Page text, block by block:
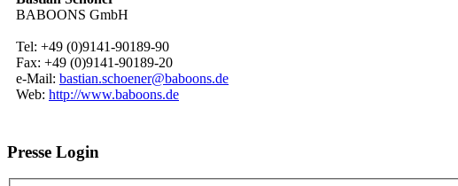
BABOONS GmbH
Tel: +49 (0)9141-90189-90
Fax: +49 (0)9141-90189-20
e-Mail: bastian.schoener@baboons.de
Web: http://www.baboons.de
Presse Login